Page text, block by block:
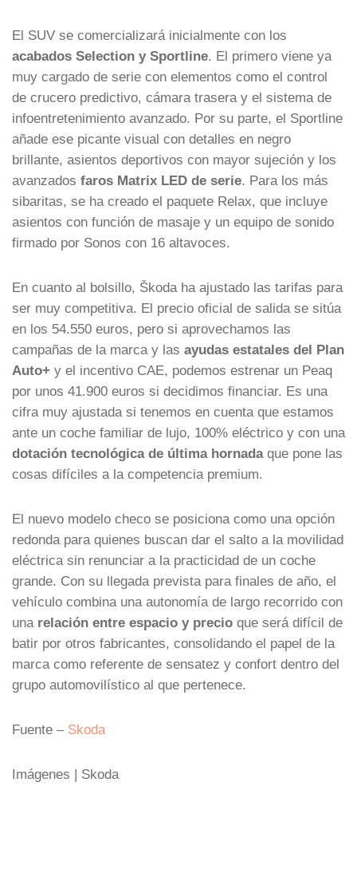
El SUV se comercializará inicialmente con los
acabados Selection y Sportline. El primero viene ya
muy cargado de serie con elementos como el control
de crucero predictivo, cámara trasera y el sistema de
infoentretenimiento avanzado. Por su parte, el Sportline
añade ese picante visual con detalles en negro
brillante, asientos deportivos con mayor sujeción y los
avanzados faros Matrix LED de serie. Para los más
sibaritas, se ha creado el paquete Relax, que incluye
asientos con función de masaje y un equipo de sonido
firmado por Sonos con 16 altavoces.
En cuanto al bolsillo, Škoda ha ajustado las tarifas para
ser muy competitiva. El precio oficial de salida se sitúa
en los 54.550 euros, pero si aprovechamos las
campañas de la marca y las ayudas estatales del Plan
Auto+ y el incentivo CAE, podemos estrenar un Peaq
por unos 41.900 euros si decidimos financiar. Es una
cifra muy ajustada si tenemos en cuenta que estamos
ante un coche familiar de lujo, 100% eléctrico y con una
dotación tecnológica de última hornadaque pone las
cosas difíciles a la competencia premium.
El nuevo modelo checo se posiciona como una opción
redonda para quienes buscan dar el salto a la movilidad
eléctrica sin renunciar a la practicidad de un coche
grande. Con su llegada prevista para finales de año, el
vehículo combina una autonomía de largo recorrido con
una relación entre espacio y precio que será difícil de
batir por otros fabricantes, consolidando el papel de la
marca como referente de sensatez y confort dentro del
grupo automovilístico al que pertenece.
Fuente – Skoda
Imágenes | Skoda